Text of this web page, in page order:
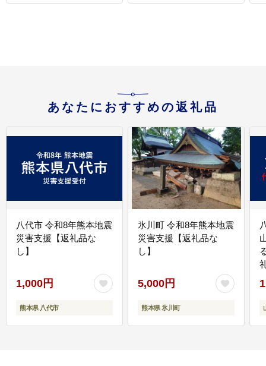
あなたにおすすめの返礼品
八代市 令和8年熊本地震
災害支援【返礼品な
し】
1,000円
熊本県 八代市
氷川町 令和8年熊本地震
災害支援【返礼品な
し】
5,000円
熊本県 氷川町